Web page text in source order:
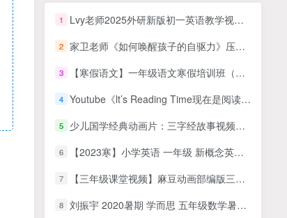
1 Lvy老师2025外研新版初一英语教学视频全套
2 家卫老师《如何唤醒孩子的自驱力》压力/动力/惯性/唤醒系统
3 【寒假语文】一年级语文寒假培训班（勤思在线-潘晓琳）
4 Youtube《lt’s Reading Time现在是阅读时间》英文绘本精读全780集视频
5 少儿国学经典动画片：三字经故事视频动画片
6 【2023寒】小学英语 一年级 新概念英语 预备一级2023春上 张译
7 【三年级课堂视频】麻豆动画部编版三年级上册语文，教材配套课程视频动画（35集全）MP4视频
8 刘振宇 2020暑期 学而思 五年级数学暑期创新班，15讲MP4视频课程，PDF讲义，